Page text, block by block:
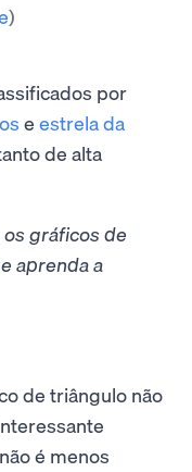
)
por
e estrela da
de alta
gráficos de
e aprenda a
de triângulo não
é menos